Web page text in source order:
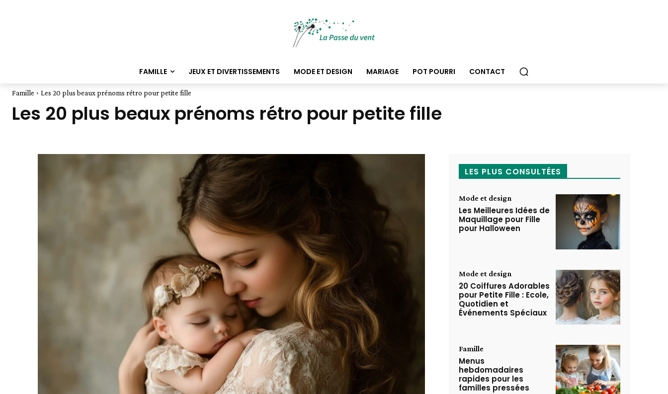
FAMILLE JEUX ET DIVERTISSEMENTS MODE ET DESIGN MARIAGE POT POURRI CONTACT
Famille Les 20 plus beaux prénoms rétro pour petite fille
Les 20 plus beaux prénoms rétro pour petite fille
LES PLUS CONSULTÉES
Mode et design
Les Meilleures Idées de
Maquillage pour Fille
pour Halloween
Mode et design
20 Coiffures Adorables
pour Petite Fille : Ecole,
Quotidien et
Événements Spéciaux
Famille
Menus
hebdomadaires
rapides pour les
familles pressées